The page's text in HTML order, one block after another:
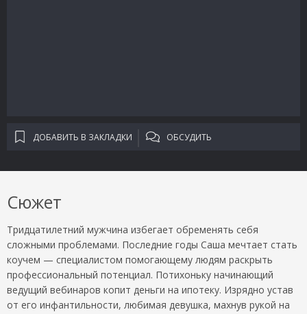
ДОБАВИТЬ В ЗАКЛАДКИ ОБСУДИТЬ
Сюжет
Тридцатилетний мужчина избегает обременять себя
сложными проблемами. Последние годы Саша мечтает стать
коучем — специалистом помогающему людям раскрыть
профессиональный потенциал. Потихоньку начинающий
ведущий вебинаров копит деньги на ипотеку. Изрядно устав
от его инфантильности, любимая девушка, махнув рукой на